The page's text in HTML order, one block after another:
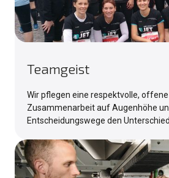
Teamgeist
Wir pflegen eine respektvolle,
Zusammenarbeit auf Augenhöhe
Entscheidungswege den